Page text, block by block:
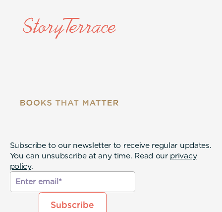
Subscribe to our newsletter to receive regular updates.
You can unsubscribe at any time. Read our privacy
policy.